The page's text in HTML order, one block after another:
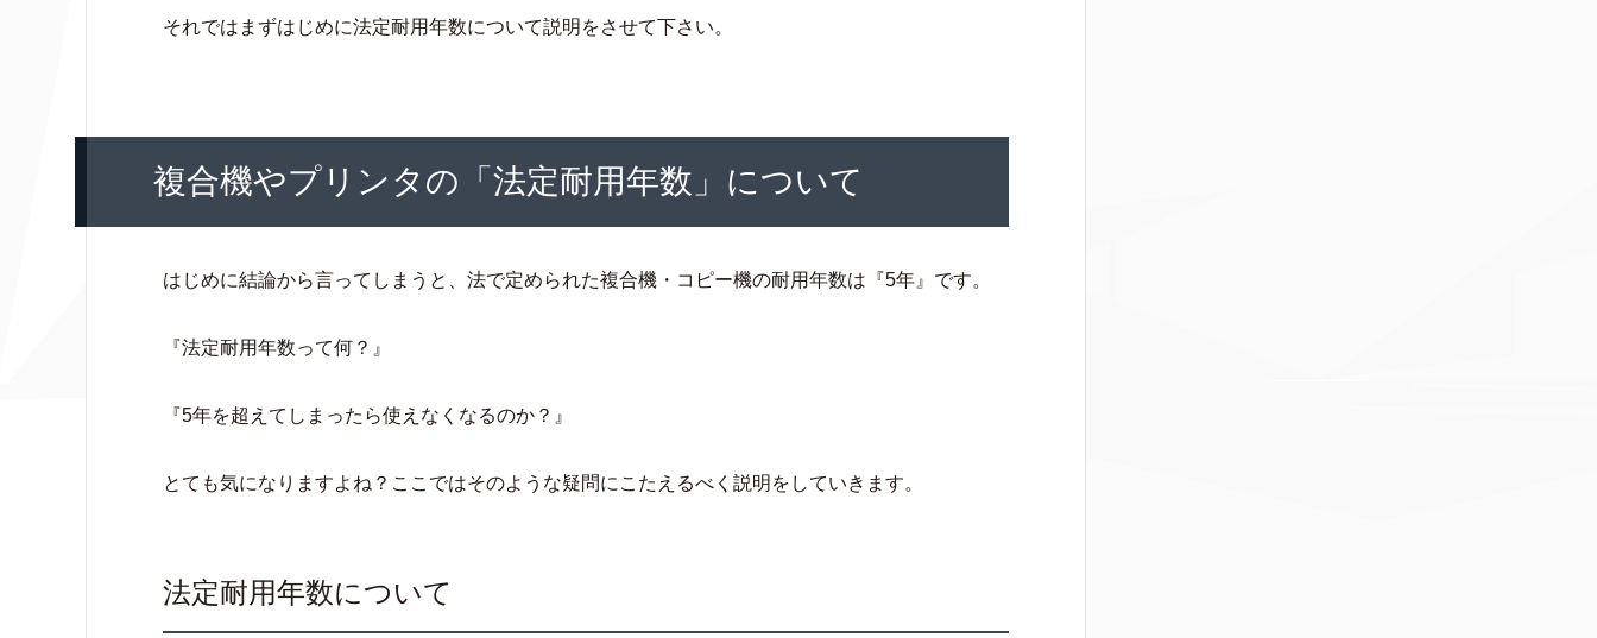
それではまずはじめに法定耐用年数について説明をさせて下さい。
複合機やプリンタの「法定耐用年数」について
はじめに結論から言ってしまうと、法で定められた複合機・コピー機の耐用年数は『5年』です。
『法定耐用年数って何？』
『5年を超えてしまったら使えなくなるのか？』
とても気になりますよね？ここではそのような疑問にこたえるべく説明をしていきます。
法定耐用年数について